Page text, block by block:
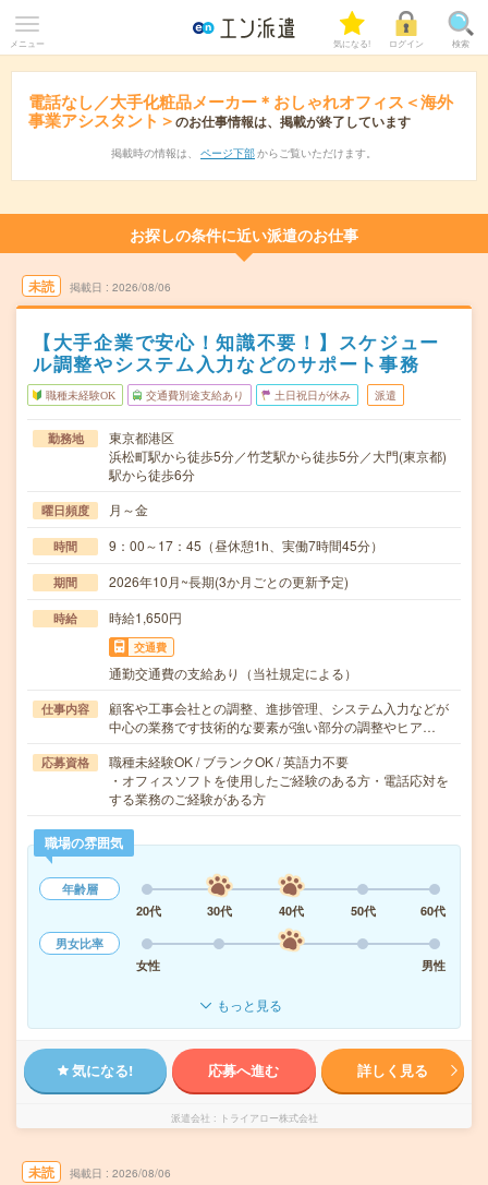
メニュー 気になる! ログイン 検索
電話なし／大手化粧品メーカー＊おしゃれオフィス＜海外
事業アシスタント＞のお仕事情報は、掲載が終了しています
掲載時の情報は、 ページ下部 からご覧いただけます。
お探しの条件に近い派遣のお仕事
未読 掲載日 2026/08/06
【大手企業で安心！知識不要！】スケジュー
ル調整やシステム入力などのサポート事務
職種未経験OK 交通費別途支給あり 土日祝日が休み 派遣
勤務地
東京都港区
浜松町駅から徒歩5分／竹芝駅から徒歩5分／大門(東京都)
駅から徒歩6分
曜日頻度 月～金
時間 9：00～17：45（昼休憩1h、実働7時間45分）
期間 2026年10月~長期(3か月ごとの更新予定)
時給 時給1,650円
交通費
通勤交通費の支給あり（当社規定による）
仕事内容
顧客や工事会社との調整、進捗管理、システム入力などが
中心の業務です技術的な要素が強い部分の調整やヒア…
応募資格
職種未経験OK / ブランクOK / 英語力不要
・オフィスソフトを使用したご経験のある方・電話応対を
する業務のご経験がある方
職場の雰囲気
年齢層
20代
30代 40代 50代
60代
男女比率
女性
男性
もっと見る
気になる! 応募へ進む 詳しく見る
派遣会社 トライアロー株式会社
未読 掲載日 2026/08/06